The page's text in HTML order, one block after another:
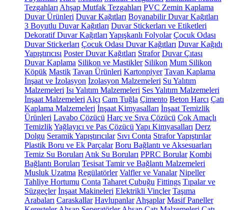
Tezgahları Ahşap Mutfak Tezgahları PVC Zemin Kaplama
Duvar Ürünleri Duvar Kağıtları Boyanabilir Duvar Kağıtları
3 Boyutlu Duvar Kağıtları Duvar Stickerları ve Etiketleri
Dekoratif Duvar Kağıtları Yapışkanlı Folyolar Çocuk Odası
Duvar Stickerları Çocuk Odası Duvar Kağıtları Duvar Kağıdı
Yapıştırıcısı Poster Duvar Kağıtları Strafor Duvar Çıtası
Duvar Kaplama Silikon ve Mastikler Silikon Mum Silikon
Köpük Mastik Tavan Ürünleri Kartonpiyer Tavan Kaplama
İnşaat ve İzolasyon İzolasyon Malzemeleri Su Yalıtım
Malzemeleri Isı Yalıtım Malzemeleri Ses Yalıtım Malzemeleri
İnşaat Malzemeleri Alçı Cam Tuğla Çimento Beton Harcı Çatı
Kaplama Malzemeleri İnşaat Kimyasalları İnşaat Temizlik
Ürünleri Lavabo Çözücü Harç ve Sıva Çözücü Çok Amaçlı
TemizlikYağlayıcı ve Pas Çözücü Yapı Kimyasalları Derz
Dolgu Seramik Yapıştırıcılar Sıvı Conta Strafor Yapıştırılar
Plastik Boru ve Ek Parçalar Boru Bağlantı ve Aksesuarları
Temiz Su Boruları Atık Su Boruları PPRC Borular Kombi
Bağlantı Boruları Tesisat Tamir ve Bağlantı Malzemeleri
Musluk Uzatma Regülatörler Valfler ve Vanalar Nipeller
Tahliye Hortumu Conta Taharet Çubuğu Fittings Tıpalar ve
Süzgeçler İnşaat Makineleri Elektrikli Vinçler Taşıma
Arabaları Caraskallar Havlupanlar Ahşaplar Masif Paneller